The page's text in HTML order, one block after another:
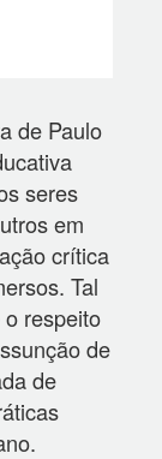
de Paulo
seres
em
crítica
Tal
respeito
de
de